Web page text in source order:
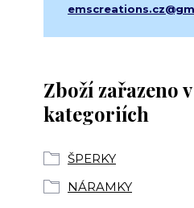
Zboží zařazeno v
kategoriích
ŠPERKY
NÁRAMKY